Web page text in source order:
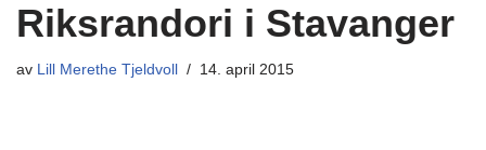
Riksrandori i Stavanger
av Lill Merethe Tjeldvoll 14. april 2015